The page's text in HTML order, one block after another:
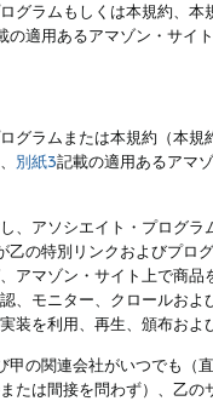
グラムもしくは本規約、
の適用あるアマゾン・サイ
グラムまたは本規約（本
別紙3記載の適用あるアマ
、アソシエイト・プログ
乙の特別リンクおよびプロ
アマゾン・サイト上で商
、モニター、クロールお
装を利用、再生、頒布およ
甲の関連会社がいつでも（
たは間接を問わず）、乙